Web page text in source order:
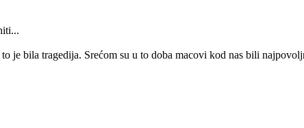
je bila tragedija. Srećom su u to doba macovi kod nas bili